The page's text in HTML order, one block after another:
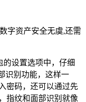
字资产安全无虞,还需
的设置选项中，仔细
识别功能，这样一
密码，还可以通过先
指纹和面部识别就像